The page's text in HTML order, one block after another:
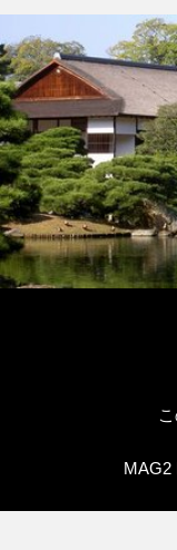
MAG2